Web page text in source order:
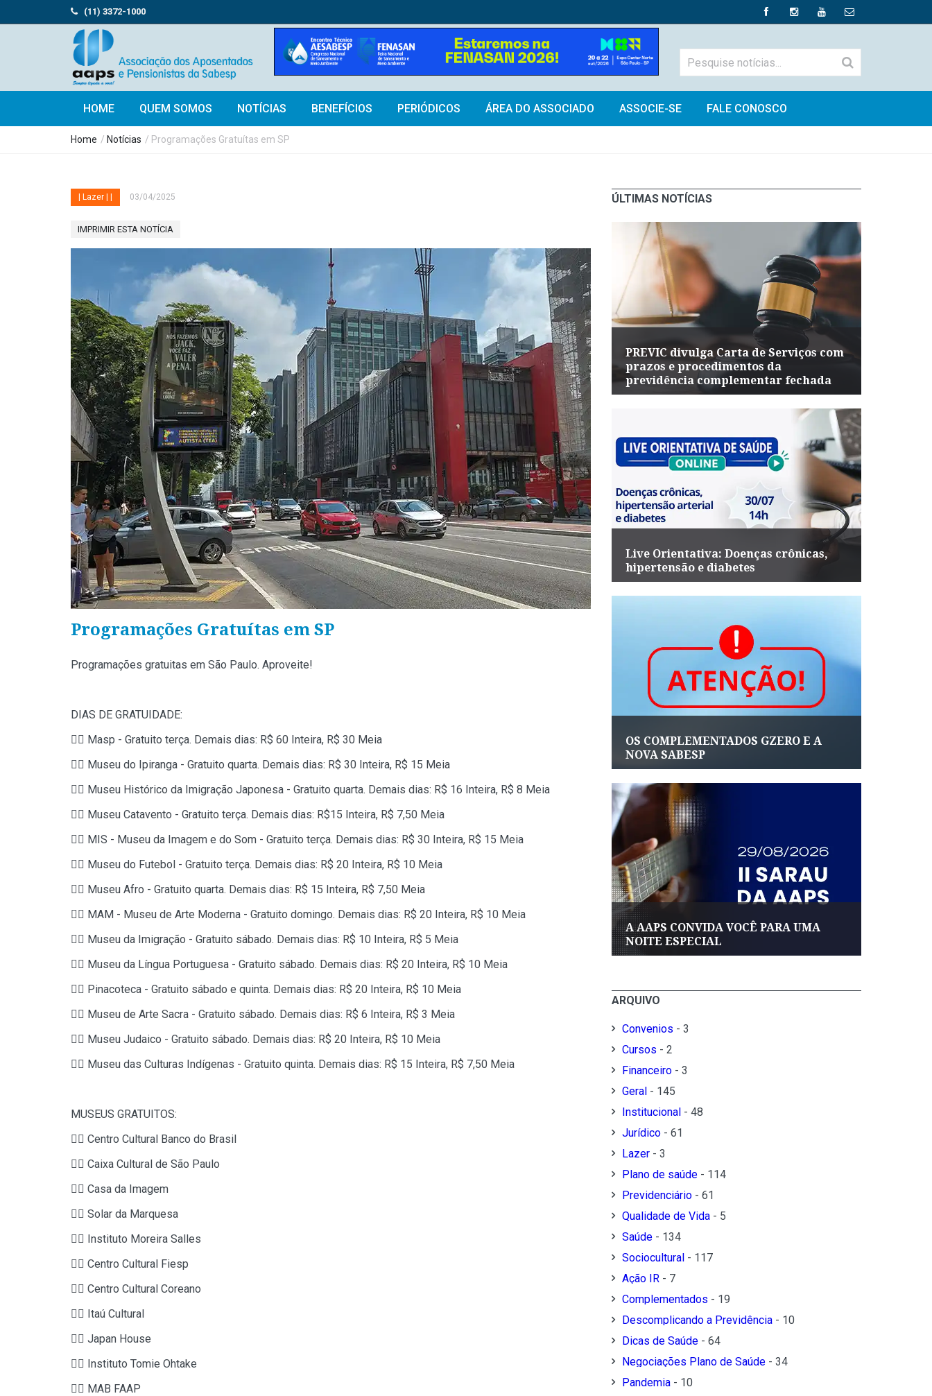
(11) 3372-1000
HOME QUEM SOMOS NOTÍCIAS BENEFÍCIOS PERIÓDICOS ÁREA DO ASSOCIADO ASSOCIE-SE FALE CONOSCO
Home / Notícias / Programações Gratuítas em SP
| Lazer | | 03/04/2025
IMPRIMIR ESTA NOTÍCIA
Programações Gratuítas em SP
Programações gratuitas em São Paulo. Aproveite!
DIAS DE GRATUIDADE:
👉🏼 Masp - Gratuito terça. Demais dias: R$ 60 Inteira, R$ 30 Meia
👉🏼 Museu do Ipiranga - Gratuito quarta. Demais dias: R$ 30 Inteira, R$ 15 Meia
👉🏼 Museu Histórico da Imigração Japonesa - Gratuito quarta. Demais dias: R$ 16 Inteira, R$ 8 Meia
👉🏼 Museu Catavento - Gratuito terça. Demais dias: R$15 Inteira, R$ 7,50 Meia
👉🏼 MIS - Museu da Imagem e do Som - Gratuito terça. Demais dias: R$ 30 Inteira, R$ 15 Meia
👉🏼 Museu do Futebol - Gratuito terça. Demais dias: R$ 20 Inteira, R$ 10 Meia
👉🏼 Museu Afro - Gratuito quarta. Demais dias: R$ 15 Inteira, R$ 7,50 Meia
👉🏼 MAM - Museu de Arte Moderna - Gratuito domingo. Demais dias: R$ 20 Inteira, R$ 10 Meia
👉🏼 Museu da Imigração - Gratuito sábado. Demais dias: R$ 10 Inteira, R$ 5 Meia
👉🏼 Museu da Língua Portuguesa - Gratuito sábado. Demais dias: R$ 20 Inteira, R$ 10 Meia
👉🏼 Pinacoteca - Gratuito sábado e quinta. Demais dias: R$ 20 Inteira, R$ 10 Meia
👉🏼 Museu de Arte Sacra - Gratuito sábado. Demais dias: R$ 6 Inteira, R$ 3 Meia
👉🏼 Museu Judaico - Gratuito sábado. Demais dias: R$ 20 Inteira, R$ 10 Meia
👉🏼 Museu das Culturas Indígenas - Gratuito quinta. Demais dias: R$ 15 Inteira, R$ 7,50 Meia
MUSEUS GRATUITOS:
👉🏼 Centro Cultural Banco do Brasil
👉🏼 Caixa Cultural de São Paulo
👉🏼 Casa da Imagem
👉🏼 Solar da Marquesa
👉🏼 Instituto Moreira Salles
👉🏼 Centro Cultural Fiesp
👉🏼 Centro Cultural Coreano
👉🏼 Itaú Cultural
👉🏼 Japan House
👉🏼 Instituto Tomie Ohtake
👉🏼 MAB FAAP
ÚLTIMAS NOTÍCIAS
PREVIC divulga Carta de Serviços com
prazos e procedimentos da
previdência complementar fechada
Live Orientativa: Doenças crônicas,
hipertensão e diabetes
OS COMPLEMENTADOS GZERO E A
NOVA SABESP
A AAPS CONVIDA VOCÊ PARA UMA
NOITE ESPECIAL
ARQUIVO
Convenios - 3
Cursos - 2
Financeiro - 3
Geral - 145
Institucional - 48
Jurídico - 61
Lazer - 3
Plano de saúde - 114
Previdenciário - 61
Qualidade de Vida - 5
Saúde - 134
Sociocultural - 117
Ação IR - 7
Complementados - 19
Descomplicando a Previdência - 10
Dicas de Saúde - 64
Negociações Plano de Saúde - 34
Pandemia - 10